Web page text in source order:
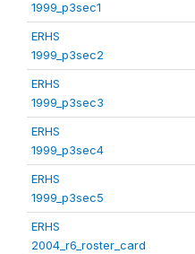
1999_p3sec1
ERHS
1999_p3sec2
ERHS
1999_p3sec3
ERHS
1999_p3sec4
ERHS
1999_p3sec5
ERHS
2004_r6_roster_card